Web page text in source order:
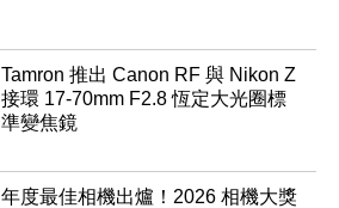
Tamron 推出 Canon RF 與 Nikon Z
接環 17-70mm F2.8 恆定大光圈標
準變焦鏡
年度最佳相機出爐！2026 相機大獎